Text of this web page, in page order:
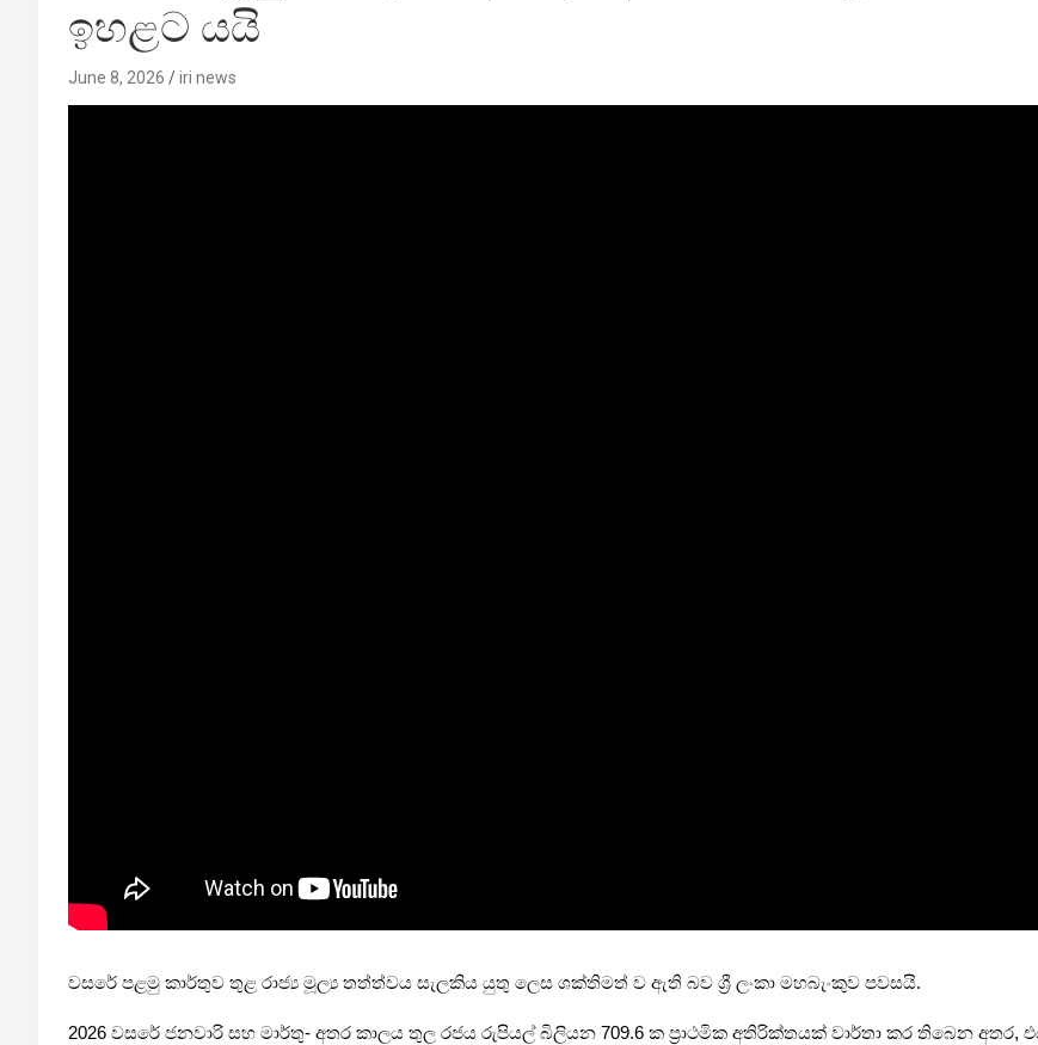
ඉහළට යයි
June 8, 2026 iri news
වසරේ පළමු කාර්තුව තුළ රාජ්‍ය මූල්‍ය තත්ත්වය සැලකිය යුතු ලෙස ශක්තිමත් ව ඇති බව ශ්‍රී ලංකා මහබැංකුව පවසයි.
2026 වසරේ ජනවාරි සහ මාර්තු- අතර කාලය තුල රජය රුපියල් බිලියන 709.6 ක ප්‍රාථමික අතිරික්තයක් වාර්තා කර තිබෙන අතර,